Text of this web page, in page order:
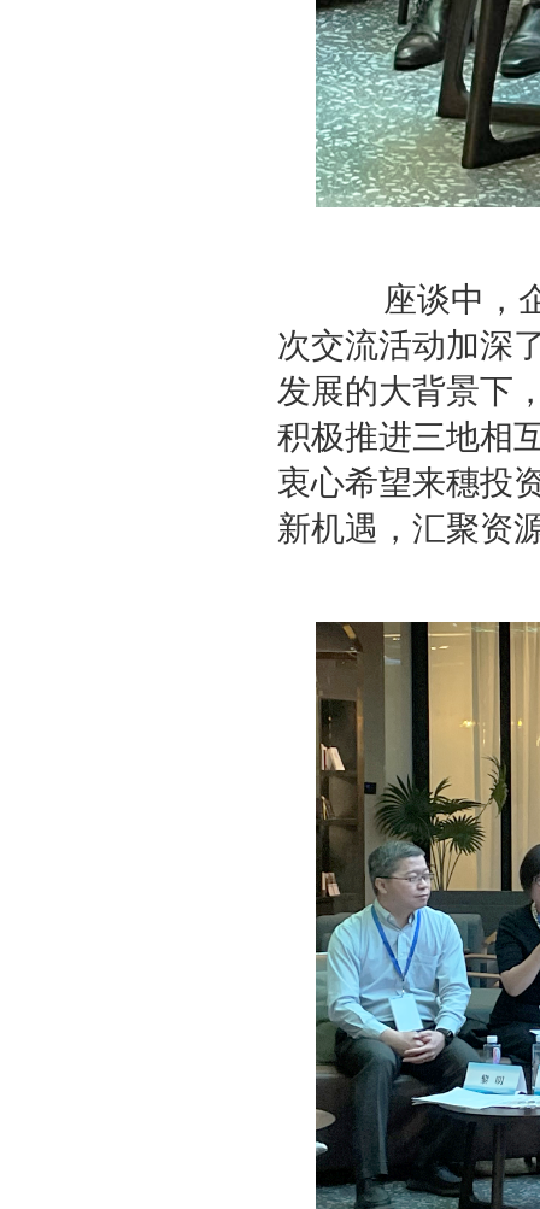
座谈中，企
次交流活动加深
发展的大背景下
积极推进三地相
衷心希望来穗投
新机遇，汇聚资